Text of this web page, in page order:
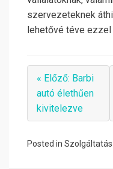
szervezeteknek
lehetővé téve
« Előző: Barbi
autó élethűen
kivitelezve
Posted in Szolgáltatás